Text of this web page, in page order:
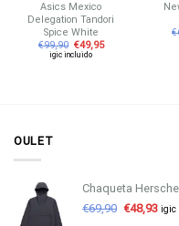
Asics Mexico
Delegation Tandori
Spice White
€99,90 €49,95
igic incluido
€
OULET
Chaqueta
€69,90 €48,93 igic